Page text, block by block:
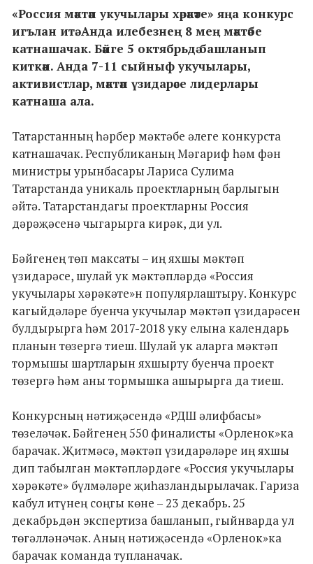
«Россия мәктәп укучылары хәрәкәте» яңа конкурс
игълан итә. Анда илебезнең 8 мең мәктәбе
катнашачак. Бәйге 5 октябрьдә башланып
киткән. Анда 7-11 сыйныф укучылары,
активистлар, мәктәп үзидарәсе лидерлары
катнаша ала.
Татарстанның һәрбер мәктәбе әлеге конкурста
катнашачак. Республиканың Мәгариф һәм фән
министры урынбасары Лариса Сулима
Татарстанда уникаль проектларның барлыгын
әйтә. Татарстандагы проектларны Россия
дәрәҗәсенә чыгарырга кирәк, ди ул.
Бәйгенең төп максаты – иң яхшы мәктәп
үзидарәсе, шулай ук мәктәпләрдә «Россия
укучылары хәрәкәте»н популярлаштыру. Конкурс
кагыйдәләре буенча укучылар мәктәп үзидарәсен
булдырырга һәм 2017-2018 уку елына календарь
планын төзергә тиеш. Шулай ук аларга мәктәп
тормышы шартларын яхшырту буенча проект
төзергә һәм аны тормышка ашырырга да тиеш.
Конкурсның нәтиҗәсендә «РДШ әлифбасы»
төзеләчәк. Бәйгенең 550 финалисты «Орленок»ка
барачак. Җитмәсә, мәктәп үзидарәләре иң яхшы
дип табылган мәктәпләрдәге «Россия укучылары
хәрәкәте» бүлмәләре җиһазландырылачак. Гариза
кабул итүнең соңгы көне – 23 декабрь. 25
декабрьдән экспертиза башланып, гыйнварда ул
төгәлләнәчәк. Аның нәтиҗәсендә «Орленок»ка
барачак команда тупланачак.